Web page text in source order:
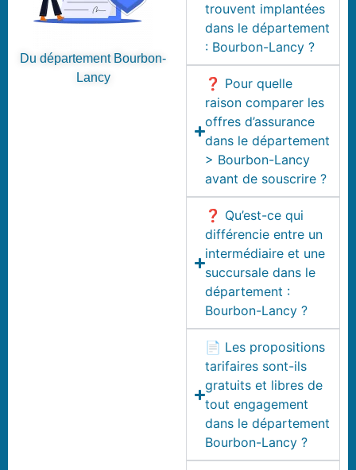
Du département Bourbon-
Lancy
trouvent implantées
dans le département
: Bourbon-Lancy ?
❓ Pour quelle
raison comparer les
offres d’assurance
dans le département
> Bourbon-Lancy
avant de souscrire ?
❓ Qu’est-ce qui
différencie entre un
intermédiaire et une
succursale dans le
département :
Bourbon-Lancy ?
📄 Les propositions
tarifaires sont-ils
gratuits et libres de
tout engagement
dans le département
Bourbon-Lancy ?